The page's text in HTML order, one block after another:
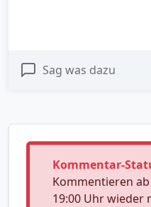
Sag was dazu
Kommentar-
Kommentieren ab
19:00 Uhr wieder